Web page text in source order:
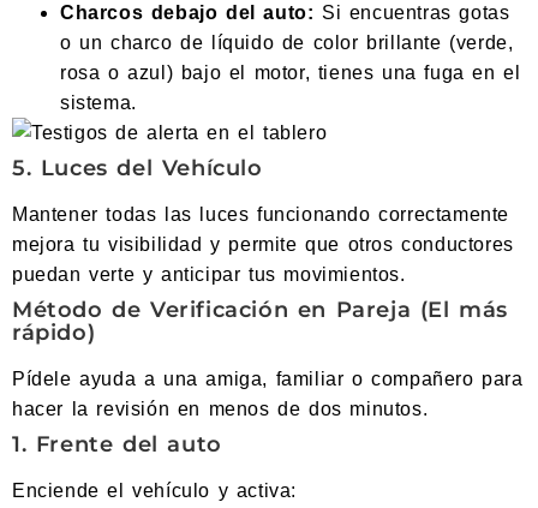
Charcos debajo del auto: Si encuentras gotas
o un charco de líquido de color brillante (verde,
rosa o azul) bajo el motor, tienes una fuga en el
sistema.
5. Luces del Vehículo
Mantener todas las luces funcionando correctamente
mejora tu visibilidad y permite que otros conductores
puedan verte y anticipar tus movimientos.
Método de Verificación en Pareja (El más
rápido)
Pídele ayuda a una amiga, familiar o compañero para
hacer la revisión en menos de dos minutos.
1. Frente del auto
Enciende el vehículo y activa: